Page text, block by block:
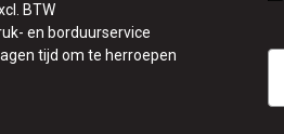
BTW
en borduurservice
tijd om te herroepen